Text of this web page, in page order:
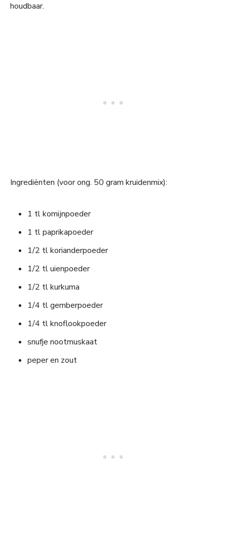
houdbaar.
Ingrediënten (voor ong. 50 gram kruidenmix):
1 tl komijnpoeder
1 tl paprikapoeder
1/2 tl korianderpoeder
1/2 tl uienpoeder
1/2 tl kurkuma
1/4 tl gemberpoeder
1/4 tl knoflookpoeder
snufje nootmuskaat
peper en zout